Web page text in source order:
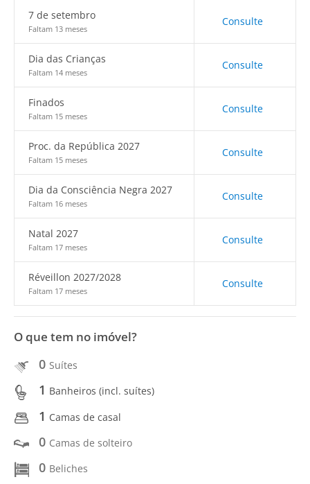
7 de setembro
Faltam 13 meses
Consulte
Dia das Crianças
Faltam 14 meses
Consulte
Finados
Faltam 15 meses
Consulte
Proc. da República 2027
Faltam 15 meses
Consulte
Dia da Consciência Negra 2027
Faltam 16 meses
Consulte
Natal 2027
Faltam 17 meses
Consulte
Réveillon 2027/2028
Faltam 17 meses
Consulte
O que tem no imóvel?
0 Suítes
1 Banheiros (incl. suítes)
1 Camas de casal
0 Camas de solteiro
0 Beliches